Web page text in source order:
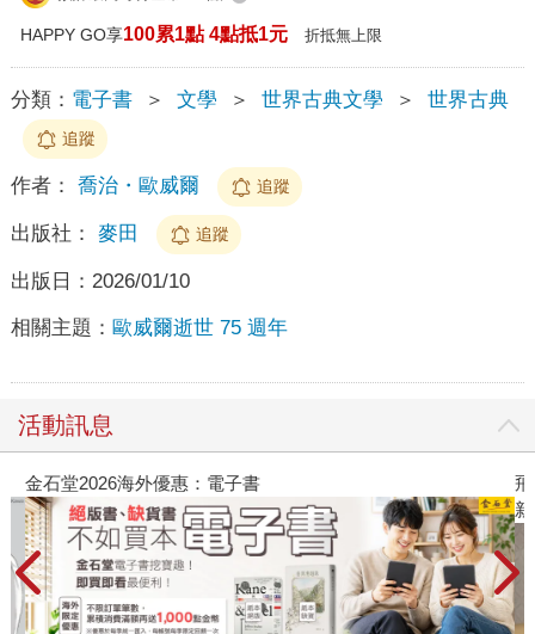
HAPPY GO享100累1點 4點抵1元 折抵無上限
分類： 電子書 ＞ 文學 ＞ 世界古典文學 ＞ 世界古典
追蹤
作者： 喬治・歐威爾 追蹤
出版社： 麥田 追蹤
出版日： 2026/01/10
相關主題： 歐威爾逝世 75 週年
活動訊息
金石堂2026海外優惠：電子書
新